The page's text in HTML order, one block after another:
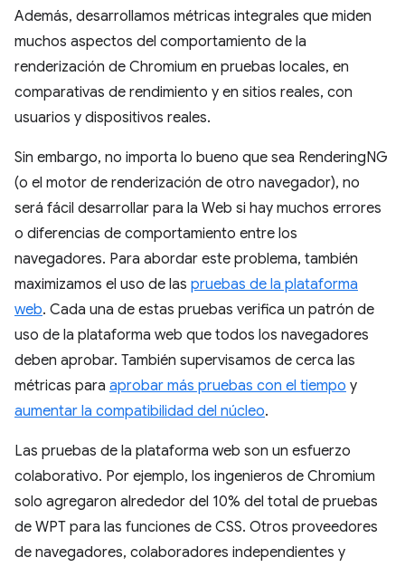
Además, desarrollamos métricas integrales que miden
muchos aspectos del comportamiento de la
renderización de Chromium en pruebas locales, en
comparativas de rendimiento y en sitios reales, con
usuarios y dispositivos reales.
Sin embargo, no importa lo bueno que sea RenderingNG
(o el motor de renderización de otro navegador), no
será fácil desarrollar para la Web si hay muchos errores
o diferencias de comportamiento entre los
navegadores. Para abordar este problema, también
maximizamos el uso de las pruebas de la plataforma
web. Cada una de estas pruebas verifica un patrón de
uso de la plataforma web que todos los navegadores
deben aprobar. También supervisamos de cerca las
métricas para aprobar más pruebas con el tiempo y
aumentar la compatibilidad del núcleo.
Las pruebas de la plataforma web son un esfuerzo
colaborativo. Por ejemplo, los ingenieros de Chromium
solo agregaron alrededor del 10% del total de pruebas
de WPT para las funciones de CSS. Otros proveedores
de navegadores, colaboradores independientes y